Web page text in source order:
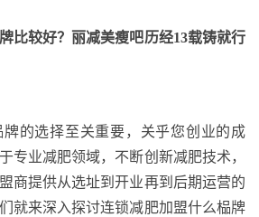
比较好？丽减美瘦吧历经13载铸就行
牌的选择至关重要，关乎您创业的成
专业减肥领域，不断创新减肥技术，
商提供从选址到开业再到后期运营的
就来深入探讨连锁减肥加盟什么榀牌